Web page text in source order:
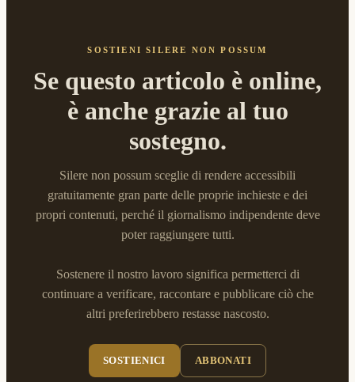
SOSTIENI SILERE NON POSSUM
Se questo articolo è online,
è anche grazie al tuo
sostegno.
Silere non possum sceglie di rendere accessibili
gratuitamente gran parte delle proprie inchieste e dei
propri contenuti, perché il giornalismo indipendente deve
poter raggiungere tutti.
Sostenere il nostro lavoro significa permetterci di
continuare a verificare, raccontare e pubblicare ciò che
altri preferirebbero restasse nascosto.
SOSTIENICI ABBONATI